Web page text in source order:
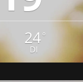
24°
DI